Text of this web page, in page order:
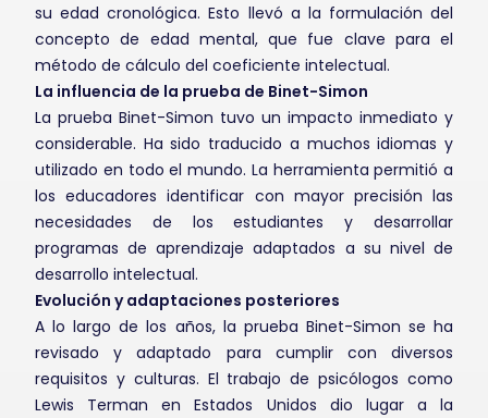
su edad cronológica. Esto llevó a la formulación del
concepto de edad mental, que fue clave para el
método de cálculo del coeficiente intelectual.
La influencia de la prueba de Binet-Simon
La prueba Binet-Simon tuvo un impacto inmediato y
considerable. Ha sido traducido a muchos idiomas y
utilizado en todo el mundo. La herramienta permitió a
los educadores identificar con mayor precisión las
necesidades de los estudiantes y desarrollar
programas de aprendizaje adaptados a su nivel de
desarrollo intelectual.
Evolución y adaptaciones posteriores
A lo largo de los años, la prueba Binet-Simon se ha
revisado y adaptado para cumplir con diversos
requisitos y culturas. El trabajo de psicólogos como
Lewis Terman en Estados Unidos dio lugar a la